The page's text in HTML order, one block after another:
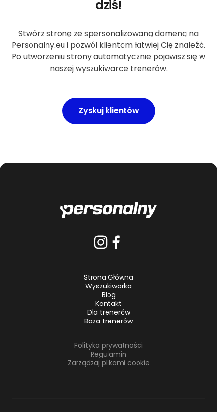
dziś!
Stwórz stronę ze spersonalizowaną domeną na
Personalny.eu i pozwól klientom łatwiej Cię znaleźć.
Po utworzeniu strony automatycznie pojawisz się w
naszej wyszukiwarce trenerów.
Zyskuj klientów
Strona Główna
Wyszukiwarka
Blog
Kontakt
Dla trenerów
Baza trenerów
Polityka prywatności
Regulamin
Zarządzaj plikami cookie